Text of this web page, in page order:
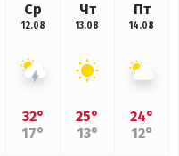
Ср
12.08
32°
17°
Чт
13.08
25°
13°
Пт
14.08
24°
12°